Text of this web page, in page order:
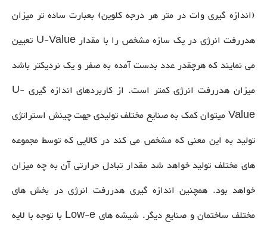
(اندازه گیری وات در متر هر درجه کلوین) بعبارت ساده تر میزان
هدررفت انرژی در یک سازه مشخص را با مقدار U-Value تعیین
می نمایند که هرچقدر عدد بدست آمده به صفر و یک نردیکتر باشد
میزان هدررفت انرژی کمتر است. از کاربردهای اندازه گیری U-
Value میتوان کمک به صنایع مختلف تولیدی جهت چینش استراتژی
تولید به این معنی که مشخص می کند در کالایی که توسط مجموعه
های مختلف تولید خواهد شد مقدار تبادل حرارتی آن به چه میزان
خواهد بود. همچنین اندازه گیری هدررفت انرژی در بخش های
مختلف ساختمان و صنایع دیگر. شیشه های Low-e با توجه با لایه